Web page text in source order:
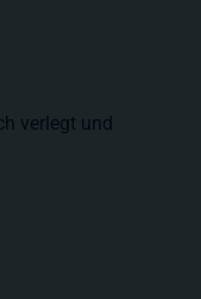
verlegt und